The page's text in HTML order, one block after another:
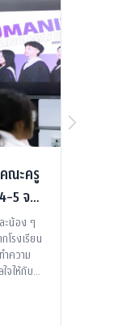
ณะครู
5 จาก
น้อง ๆ
รงเรียน
ำความ
จให้กับ